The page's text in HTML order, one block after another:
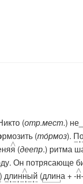
(отр.мест.)
рмозить (то́рмоз).
я (деепр.) ритма
Он потрясающе
длинный (длина + -н